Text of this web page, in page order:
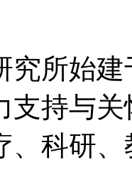
究所始
支持与
、科研